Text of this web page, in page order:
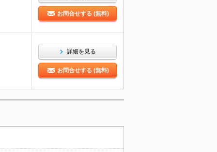
お問合せする (無料)
詳細を見る
お問合せする (無料)